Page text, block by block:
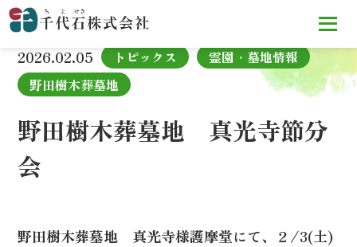
TOP お知らせ 野田樹木葬墓地 真光寺節分会
2026.02.05 トピックス
霊園・墓地情報
野田樹木葬墓地
野田樹木葬墓地 真光寺節分
会
野田樹木葬墓地 真光寺様護摩堂にて、２/3(土)